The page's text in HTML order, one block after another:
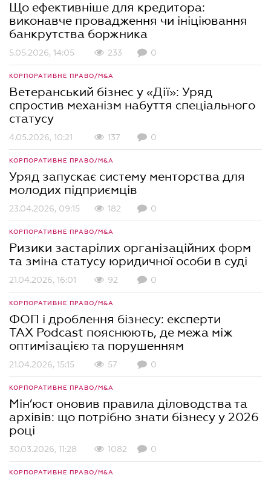
Що ефективніше для кредитора:
виконавче провадження чи ініціювання
банкрутства боржника
5.05.2026, 14:05 233 0
КОРПОРАТИВНЕ ПРАВО/M&A
Ветеранський бізнес у «Дії»: Уряд
спростив механізм набуття спеціального
статусу
4.05.2026, 10:21 137 0
КОРПОРАТИВНЕ ПРАВО/M&A
Уряд запускає систему менторства для
молодих підприємців
23.04.2026, 09:15 182 0
КОРПОРАТИВНЕ ПРАВО/M&A
Ризики застарілих організаційних форм
та зміна статусу юридичної особи в суді
21.04.2026, 16:01 92 0
КОРПОРАТИВНЕ ПРАВО/M&A
ФОП і дроблення бізнесу: експерти
TAX Podcast пояснюють, де межа між
оптимізацією та порушенням
21.04.2026, 15:15 57 0
КОРПОРАТИВНЕ ПРАВО/M&A
Мін’юст оновив правила діловодства та
архівів: що потрібно знати бізнесу у 2026
році
30.03.2026, 11:28 1082 0
КОРПОРАТИВНЕ ПРАВО/M&A